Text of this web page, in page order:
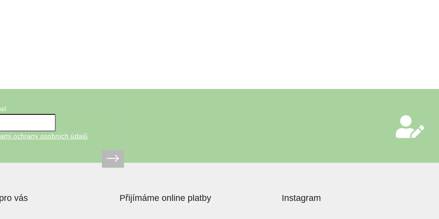
ochrany osobních údajů
vás Přijímáme online platby Instagram